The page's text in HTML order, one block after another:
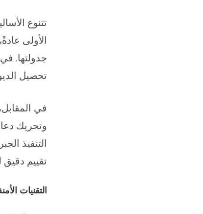
تتنوع
الأولى
جدولتها.
تحصيل
في
وتحريك
التنفيذ
تقييم دقيق
التقنيات